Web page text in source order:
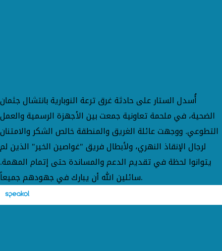
​أُسدل الستار على حادثة غرق ترعة النوبارية بانتشال جثمان
الضحية، في ملحمة تعاونية جمعت بين الأجهزة الرسمية والعمل
التطوعي. ووجهت عائلة الغريق والمنطقة خالص الشكر والامتنان
لرجال الإنقاذ النهري، ولأبطال فريق "غواصين الخير" الذين لم
يتوانوا لحظة في تقديم الدعم والمساندة حتى إتمام المهمة.
سائلين الله أن يبارك في جهودهم جميعاً.